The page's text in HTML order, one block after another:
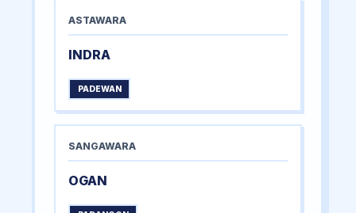
ASTAWARA
INDRA
PADEWAN
SANGAWARA
OGAN